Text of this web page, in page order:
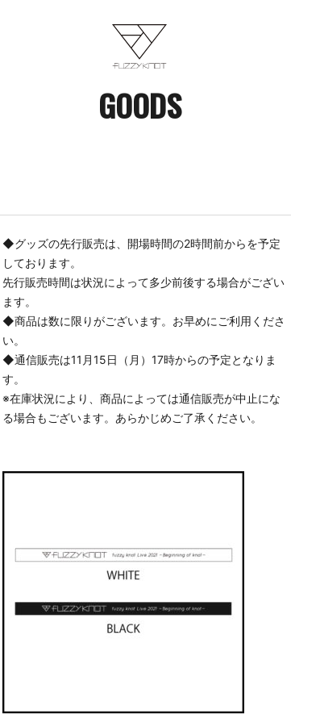
GOODS
◆グッズの先行販売は、開場時間の2時間前からを予定
しております。
先行販売時間は状況によって多少前後する場合がござい
ます。
◆商品は数に限りがございます。お早めにご利用くださ
い。
◆通信販売は11月15日（月）17時からの予定となりま
す。
※在庫状況により、商品によっては通信販売が中止にな
る場合もございます。あらかじめご了承ください。